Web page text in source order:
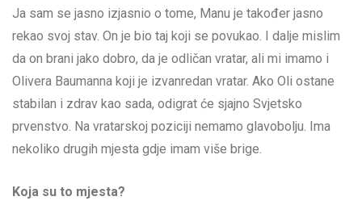
Ja sam se jasno izjasnio o tome, Manu je također jasno
rekao svoj stav. On je bio taj koji se povukao. I dalje mislim
da on brani jako dobro, da je odličan vratar, ali mi imamo i
Olivera Baumanna koji je izvanredan vratar. Ako Oli ostane
stabilan i zdrav kao sada, odigrat će sjajno Svjetsko
prvenstvo. Na vratarskoj poziciji nemamo glavobolju. Ima
nekoliko drugih mjesta gdje imam više brige.
Koja su to mjesta?